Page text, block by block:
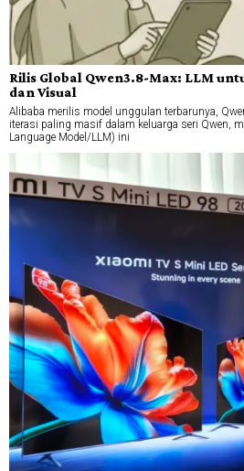
Rilis Global Qwen3.8-Max: LLM
dan Visual
Alibaba merilis model unggulan terbarunya,
iterasi paling masif dalam keluarga seri Qwen,
Language Model/LLM) ini